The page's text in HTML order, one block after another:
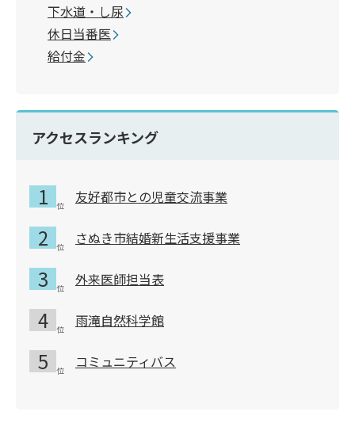
下水道・し尿
休日当番医
給付金
アクセスランキング
友好都市との児童交流事業
さぬき市結婚新生活支援事業
外来医師担当表
雨滝自然科学館
コミュニティバス